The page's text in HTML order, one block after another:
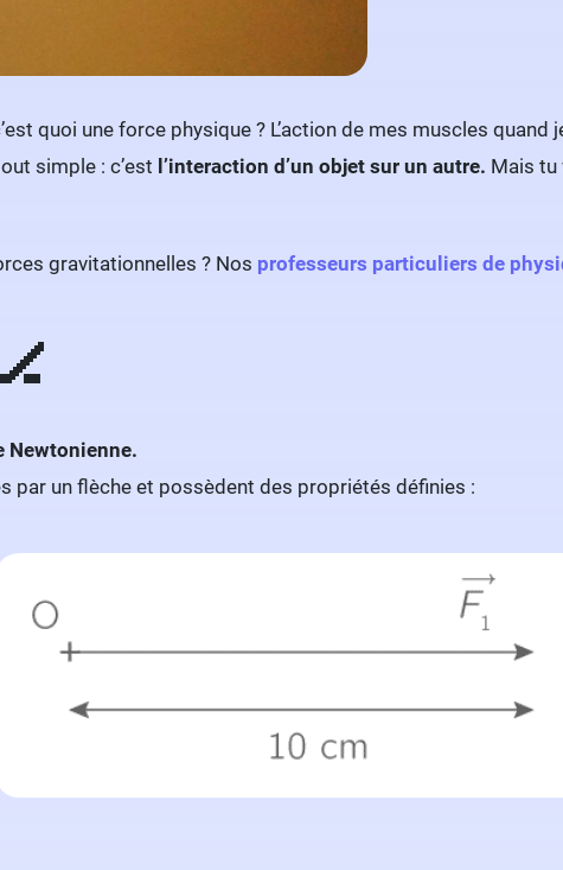
quoi une force physique ? L’action de mes muscles
simple : c’est l’interaction d’un objet sur un autre. Mais tu
gravitationnelles ? Nos professeurs particuliers de
Newtonienne.
par un flèche et possèdent des propriétés définies :